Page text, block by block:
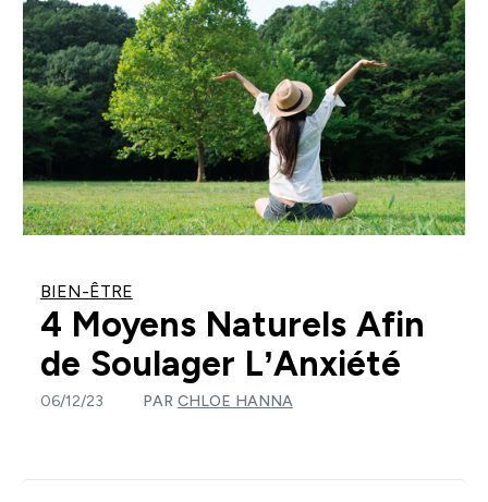
BIEN-ÊTRE
4 Moyens Naturels Afin
de Soulager L’Anxiété
06/12/23 PAR CHLOE HANNA